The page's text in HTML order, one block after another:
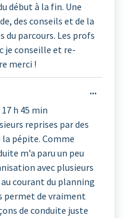
début à la fin. Une
des conseils et de la
du parcours. Les profs
je conseille et re-
merci !
17 h 45 min
reprises par des
pépite. Comme
m’a paru un peu
avec plusieurs
courant du planning
permet de vraiment
de conduite juste
...